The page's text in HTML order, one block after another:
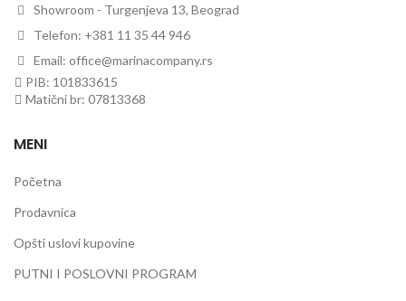
Showroom - Turgenjeva 13, Beograd
Telefon: +381 11 35 44 946
Email: office@marinacompany.rs
PIB: 101833615
Matični br: 07813368
MENI
Početna
Prodavnica
Opšti uslovi kupovine
PUTNI I POSLOVNI PROGRAM